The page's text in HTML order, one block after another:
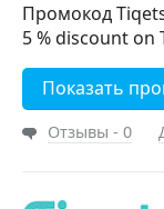
Промокод
5 % discount on
Показать
Отзывы - 0